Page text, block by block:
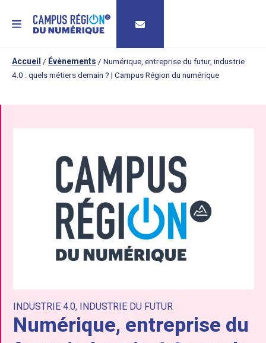
MENU
Accueil / Évènements / Numérique, entreprise du futur, industrie
4.0 : quels métiers demain ? | Campus Région du numérique
INDUSTRIE 4.0, INDUSTRIE DU FUTUR
Numérique, entreprise du